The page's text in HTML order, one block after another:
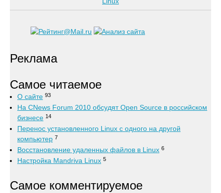
Реклама
Самое читаемое
О сайте 93
На CNews Forum 2010 обсудят Open Source в российском
бизнесе 14
Перенос установленного Linux с одного на другой
компьютер 7
Восстановление удаленных файлов в Linux 6
Настройка Mandriva Linux 5
Самое комментируемое